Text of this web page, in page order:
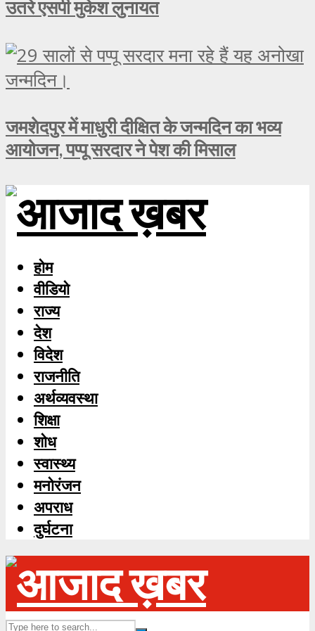
उतरे एसपी मुकेश लुनायत
जमशेदपुर में माधुरी दीक्षित के जन्मदिन का भव्य
आयोजन, पप्पू सरदार ने पेश की मिसाल
होम
वीडियो
राज्य
देश
विदेश
राजनीति
अर्थव्यवस्था
शिक्षा
शोध
स्‍वास्‍थ्‍य
मनोरंजन
अपराध
दुर्घटना